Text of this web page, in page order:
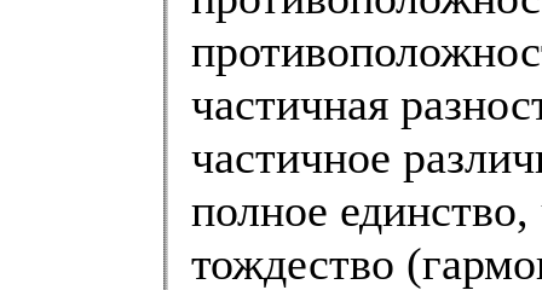
частичная
частичное
полное
тождество